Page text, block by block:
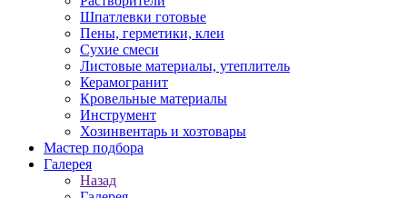
Шпатлевки готовые
Пены, герметики, клеи
Сухие смеси
Листовые материалы, утеплитель
Керамогранит
Кровельные материалы
Инструмент
Хозинвентарь и хозтовары
Мастер подбора
Галерея
Назад